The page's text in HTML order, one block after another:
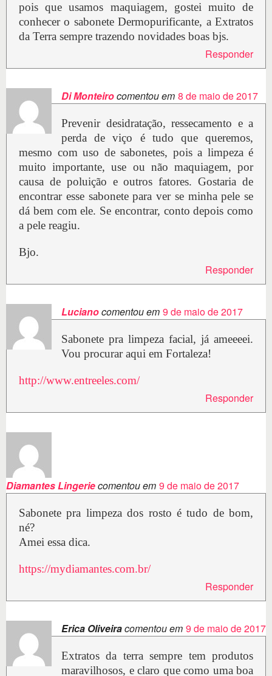
pois que usamos maquiagem, gostei muito de
conhecer o sabonete Dermopurificante, a Extratos
da Terra sempre trazendo novidades boas bjs.
Responder
Di Monteirocomentou em 8 de maio de 2017
Prevenir desidratação, ressecamento e a
perda de viço é tudo que queremos,
mesmo com uso de sabonetes, pois a limpeza é
muito importante, use ou não maquiagem, por
causa de poluição e outros fatores. Gostaria de
encontrar esse sabonete para ver se minha pele se
dá bem com ele. Se encontrar, conto depois como
a pele reagiu.
Bjo.
Responder
Lucianocomentou em 9 de maio de 2017
Sabonete pra limpeza facial, já ameeeei.
Vou procurar aqui em Fortaleza!
http://www.entreeles.com/
Responder
Diamantes Lingeriecomentou em 9 de maio de 2017
Sabonete pra limpeza dos rosto é tudo de bom,
né?
Amei essa dica.
https://mydiamantes.com.br/
Responder
Erica Oliveiracomentou em 9 de maio de 2017
Extratos da terra sempre tem produtos
maravilhosos, e claro que como uma boa